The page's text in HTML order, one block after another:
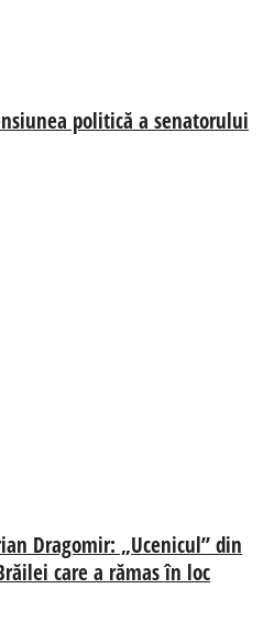
politică a senatorului
Dragomir: „Ucenicul” din
care a rămas în loc